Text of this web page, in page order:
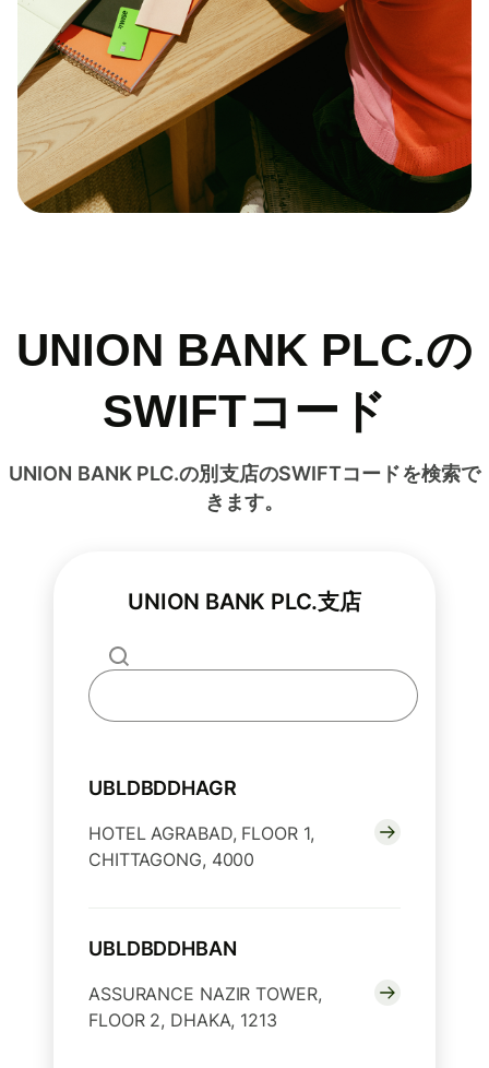
UNION BANK PLC.の
SWIFTコード
UNION BANK PLC.の別支店のSWIFTコードを検索で
きます。
UNION BANK PLC.支店
UBLDBDDHAGR
HOTEL AGRABAD, FLOOR 1,
CHITTAGONG, 4000
UBLDBDDHBAN
ASSURANCE NAZIR TOWER,
FLOOR 2, DHAKA, 1213